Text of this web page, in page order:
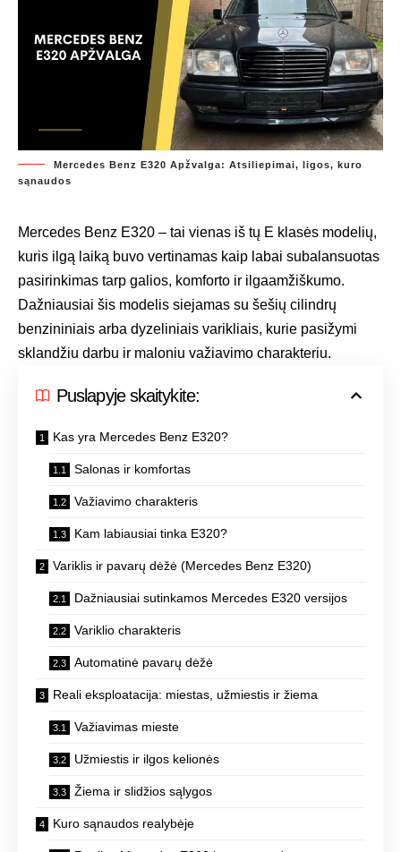
Mercedes Benz E320 Apžvalga: Atsiliepimai, ligos, kuro
sąnaudos
Mercedes Benz E320 – tai vienas iš tų E klasės modelių,
kuris ilgą laiką buvo vertinamas kaip labai subalansuotas
pasirinkimas tarp galios, komforto ir ilgaamžiškumo.
Dažniausiai šis modelis siejamas su šešių cilindrų
benzininiais arba dyzeliniais varikliais, kurie pasižymi
sklandžiu darbu ir maloniu važiavimo charakteriu.
Puslapyje skaitykite:
Kas yra Mercedes Benz E320?
Salonas ir komfortas
Važiavimo charakteris
Kam labiausiai tinka E320?
Variklis ir pavarų dėžė (Mercedes Benz E320)
Dažniausiai sutinkamos Mercedes E320 versijos
Variklio charakteris
Automatinė pavarų dėžė
Reali eksploatacija: miestas, užmiestis ir žiema
Važiavimas mieste
Užmiestis ir ilgos kelionės
Žiema ir slidžios sąlygos
Kuro sąnaudos realybėje